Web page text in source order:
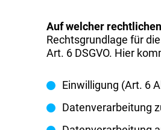
Auf welcher
Rechtsgrundlage für
Art. 6 DSGVO. Hier
Einwilligung (Art. 6
Datenverarbeitung